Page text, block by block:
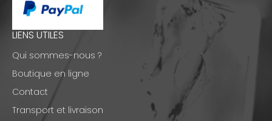
LIENS UTILES
Qui sommes-nous ?
Boutique en ligne
Contact
Transport et livraison